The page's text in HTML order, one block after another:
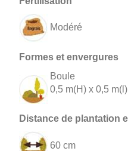
Modéré
Boule
0,5 m(H) x 0,5 m(l)
60 cm